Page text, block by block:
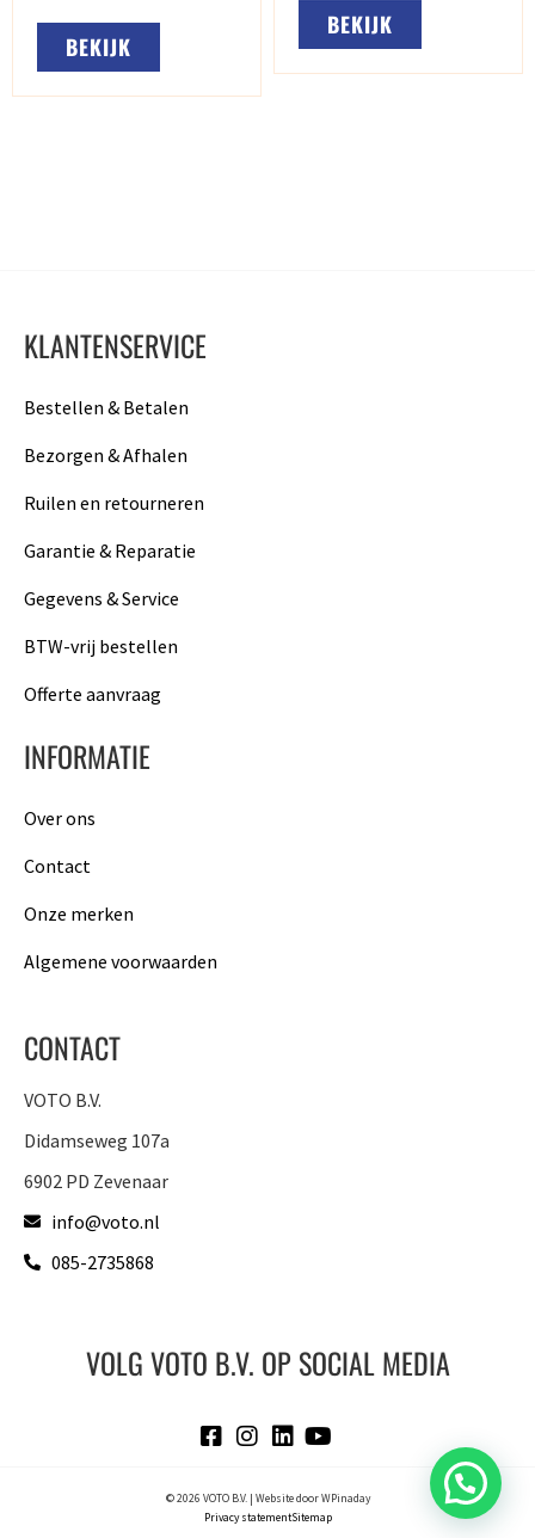
BEKIJK
BEKIJK
KLANTENSERVICE
Bestellen & Betalen
Bezorgen & Afhalen
Ruilen en retourneren
Garantie & Reparatie
Gegevens & Service
BTW-vrij bestellen
Offerte aanvraag
INFORMATIE
Over ons
Contact
Onze merken
Algemene voorwaarden
CONTACT
VOTO B.V.
Didamseweg 107a
6902 PD Zevenaar
info@voto.nl
085-2735868
VOLG VOTO B.V. OP SOCIAL MEDIA
© 2026 VOTO B.V. | Website doorWPinaday
Privacy statementSitemap